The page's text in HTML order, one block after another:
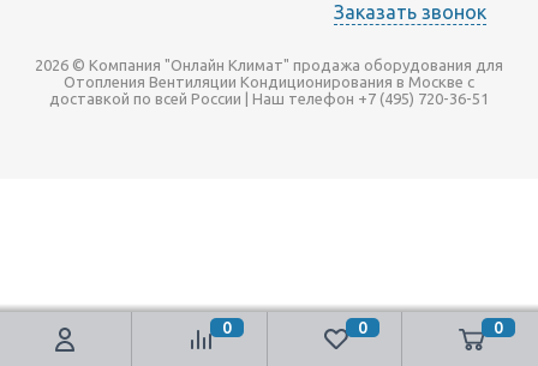
Заказать звонок
2026 © Компания "Онлайн Климат" продажа оборудования для
Отопления Вентиляции Кондиционирования в Москве с
доставкой по всей России | Наш телефон +7 (495) 720-36-51
0 0 0